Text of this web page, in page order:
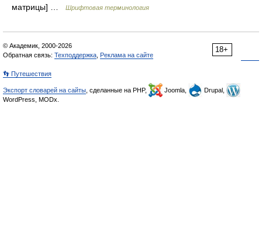
матрицы] …
Шрифтовая терминология
18+
© Академик, 2000-2026
Обратная связь: Техподдержка Реклама на сайте
👣 Путешествия
Экспорт словарей на сайты , сделанные на PHP, Joomla,
Drupal,
WordPress, MODx.